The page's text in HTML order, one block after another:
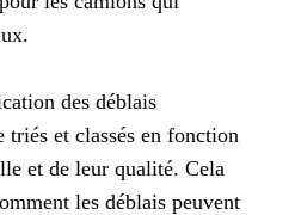
des déblais
triés et classés en fonction
et de leur qualité. Cela
les déblais peuvent